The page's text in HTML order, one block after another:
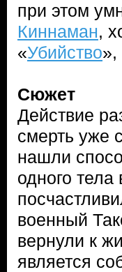
при этом
Киннаман,
«Убийство»,
Сюжет
Действие
смерть уже
нашли
одного
военный
вернули к
является